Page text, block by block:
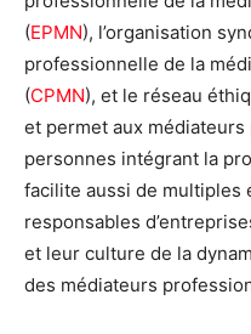
(EPMN), l’organisation
professionnelle de la
(CPMN), et le réseau
et permet aux
personnes intégrant la
facilite aussi de multiples
responsables
et leur culture de la
des médiateurs